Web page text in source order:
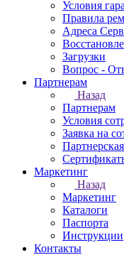
Условия
Правила
Адреса
Загрузки
Вопрос -
Партнерам
Назад
Партнерам
Условия
Заявка на
Маркетинг
Назад
Маркетинг
Каталоги
Паспорта
Инструкции
Контакты